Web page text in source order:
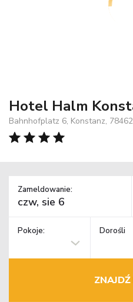
Hotel Halm
Bahnhofplatz 6, Konstanz,
Zameldowanie:
Pokoje: Dorośli
ZNAJDŹ